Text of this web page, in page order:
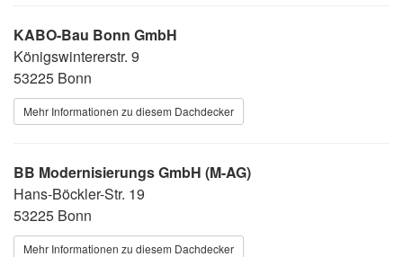
KABO-Bau Bonn GmbH
Königswintererstr. 9
53225 Bonn
Mehr Informationen zu diesem Dachdecker
BB Modernisierungs GmbH (M-AG)
Hans-Böckler-Str. 19
53225 Bonn
Mehr Informationen zu diesem Dachdecker